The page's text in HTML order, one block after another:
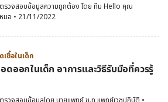
ตรวจสอบข้อมูลความถูกต้อง โดย ทีม Hello คุณ
หมอ • 21/11/2022
เชื้อในเด็ก
อดออกในเด็ก อาการและวิธีรับมือที่ควรรู้